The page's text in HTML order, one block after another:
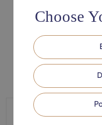
Buy these
Free shipping
Choose